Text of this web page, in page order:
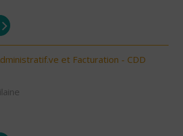
et Facturation - CDD